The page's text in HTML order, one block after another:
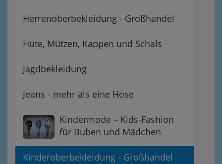
Herrenoberbekleidung - Großhandel
Hüte, Mützen, Kappen und Schals
Jagdbekleidung
Jeans - mehr als eine Hose
Kindermode – Kids-Fashion
für Buben und Mädchen
Kinderoberbekleidung - Großhandel